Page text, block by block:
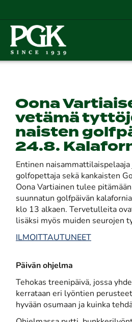
Oona
vetämä
naisten
24.8.
Entinen naisammattilaispelaaja
golfopettaja sekä kankaisten
Oona Vartiainen tulee
suunnatun golfpäivän
klo 13 alkaen. Tervetulleita
lisäksi myös muiden seurojen
ILMOITTAUTUNEET
Päivän ohjelma
Tehokas treenipäivä, jossa
kerrataan eri lyöntien
hyvään osumaan ja kuinka